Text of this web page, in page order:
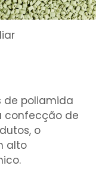
de poliamida
confecção de
o
alto